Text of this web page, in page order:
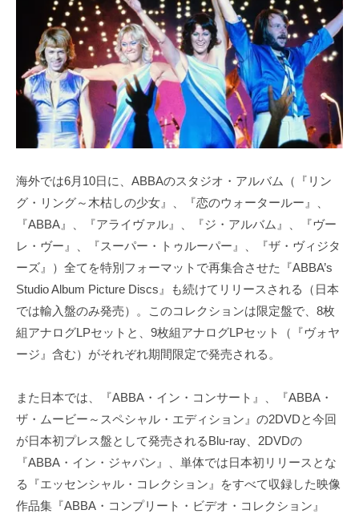
海外では6月10日に、ABBAのスタジオ・アルバム（『リン
グ・リング～木枯しの少女』、『恋のウォータールー』、
『ABBA』、『アライヴァル』、『ジ・アルバム』、『ヴー
レ・ヴー』、『スーパー・トゥルーパー』、『ザ・ヴィジタ
ーズ』）全てを特別フォーマットで再集合させた『ABBA’s
Studio Album Picture Discs』も続けてリリースされる（日本
では輸入盤のみ発売）。このコレクションは限定盤で、8枚
組アナログLPセットと、9枚組アナログLPセット（『ヴォヤ
ージ』含む）がそれぞれ期間限定で発売される。
また日本では、『ABBA・イン・コンサート』、『ABBA・
ザ・ムービー～スペシャル・エディション』の2DVDと今回
が日本初プレス盤として発売されるBlu-ray、2DVDの
『ABBA・イン・ジャパン』、単体では日本初リリースとな
る『エッセンシャル・コレクション』をすべて収録した映像
作品集『ABBA・コンプリート・ビデオ・コレクション』